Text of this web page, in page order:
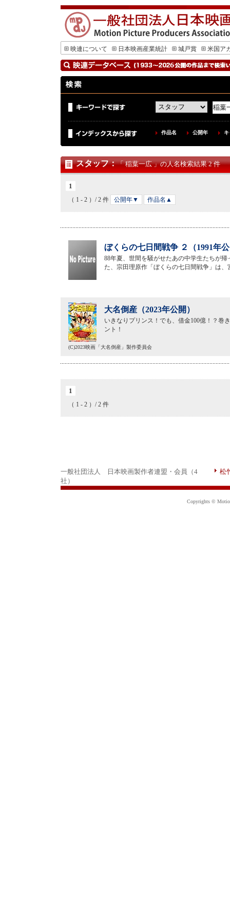
映連について 日本映画産業統計 城戸賞 米国ア
作品名 公開年
スタッフ：「 稲葉一広 」の人名検索結果 2 件
1
（ 1 - 2 ）/ 2 件 公開年▼ 作品名▲
ぼくらの七日間戦争 ２（1991年
88年夏、世間を騒がせたあの中学生たちが
た、宗田理原作「ぼくらの七日間戦争」は
大名倒産（2023年公開）
いきなりプリンス！でも、借金100億！？巻
ント！
(C)2023映画「大名倒産」製作委員会
1
（ 1 - 2 ）/ 2 件
一般社団法人 日本映画製作者連盟・会員（4
社）
松
Copyrights ©